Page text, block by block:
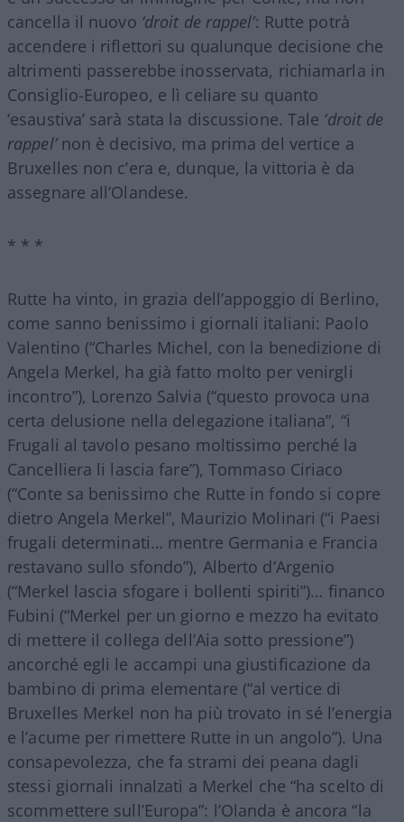
cancella il nuovo ‘droit de rappel’: Rutte potrà
accendere i riflettori su qualunque decisione che
altrimenti passerebbe inosservata, richiamarla in
Consiglio-Europeo, e lì celiare su quanto
‘esaustiva’ sarà stata la discussione. Tale ‘droit de
rappel’non è decisivo, ma prima del vertice a
Bruxelles non c’era e, dunque, la vittoria è da
assegnare all’Olandese.
* * *
Rutte ha vinto, in grazia dell’appoggio di Berlino,
come sanno benissimo i giornali italiani: Paolo
Valentino (“Charles Michel, con la benedizione di
Angela Merkel, ha già fatto molto per venirgli
incontro”), Lorenzo Salvia (“questo provoca una
certa delusione nella delegazione italiana”, “i
Frugali al tavolo pesano moltissimo perché la
Cancelliera li lascia fare”), Tommaso Ciriaco
(“Conte sa benissimo che Rutte in fondo si copre
dietro Angela Merkel”, Maurizio Molinari (“i Paesi
frugali determinati… mentre Germania e Francia
restavano sullo sfondo”), Alberto d’Argenio
(“Merkel lascia sfogare i bollenti spiriti”)… financo
Fubini (“Merkel per un giorno e mezzo ha evitato
di mettere il collega dell’Aia sotto pressione”)
ancorché egli le accampi una giustificazione da
bambino di prima elementare (“al vertice di
Bruxelles Merkel non ha più trovato in sé l’energia
e l’acume per rimettere Rutte in un angolo”). Una
consapevolezza, che fa strami dei peana dagli
stessi giornali innalzati a Merkel che “ha scelto di
scommettere sull’Europa”: l’Olanda è ancora “la